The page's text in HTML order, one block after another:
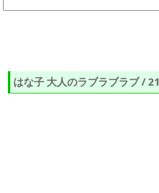
はな子 大人のラブラブラブ / 21